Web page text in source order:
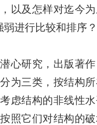
以及怎样对迄今
进行比较和排序？
心研究，出版著
为三类，按结构
虑结构的非线性
照它们对结构的